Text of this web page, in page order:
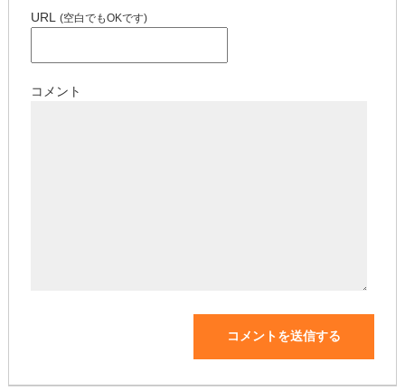
URL (空白でもOKです)
コメント